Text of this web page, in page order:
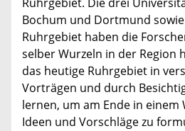
Bochum und Dortmund
Ruhrgebiet haben die
selber Wurzeln in der Region
das heutige Ruhrgebiet in
Vorträgen und durch
lernen, um am Ende in einem
Ideen und Vorschläge zu